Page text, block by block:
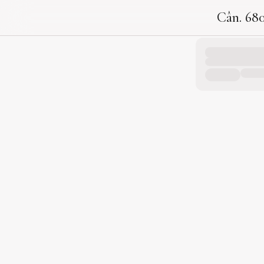
Cân.